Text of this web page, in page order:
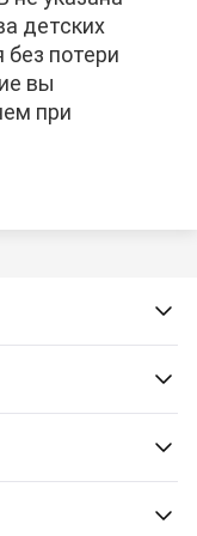
детских
потери
вы
при
детских
потери
вы
при
детских
потери
вы
при